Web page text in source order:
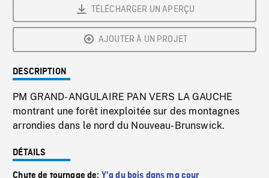
TÉLÉCHARGER UN APERÇU
AJOUTER À UN PROJET
DESCRIPTION
PM GRAND-ANGULAIRE PAN VERS LA GAUCHE
montrant une forêt inexploitée sur des montagnes
arrondies dans le nord du Nouveau-Brunswick.
DÉTAILS
Chute de tournage de: Y'a du bois dans ma cour